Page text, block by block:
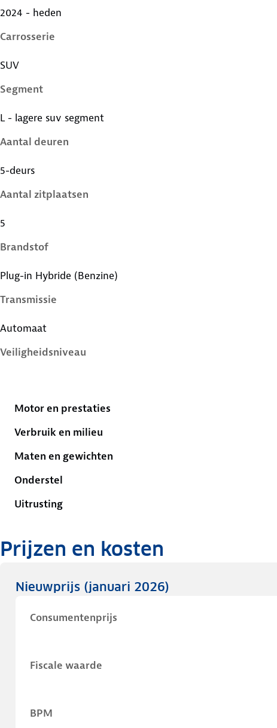
2024 - heden
Carrosserie
SUV
Segment
L - lagere suv segment
Aantal deuren
5-deurs
Aantal zitplaatsen
5
Brandstof
Plug-in Hybride (Benzine)
Transmissie
Automaat
Veiligheidsniveau
Motor en prestaties
Verbruik en milieu
Maten en gewichten
Onderstel
Uitrusting
Prijzen en kosten
Nieuwprijs (januari 2026)
Consumentenprijs
Fiscale waarde
BPM